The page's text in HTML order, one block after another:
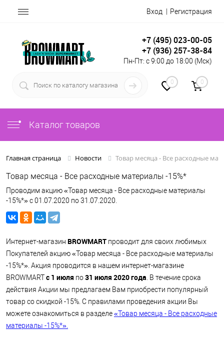
Вход Регистрация
+7 (495) 023-00-05
+7 (936) 257-38-84
Пн-Пт: с 9:00 до 18:00 (Мск)
0 0
Каталог товаров
Главная страница Новости Товар месяца - Все расходные
Товар месяца - Все расходные материалы -15%*
Проводим акцию «Товар месяца - Все расходные материалы
-15%*» с 01.07.2020 по 31.07.2020.
Интернет-магазин BROWMART проводит для своих любимых
Покупателей акцию «Товар месяца - Все расходные материалы
-15%*». Акция проводится в нашем интернет-магазине
BROWMARTс 1 июля по31 июля 2020 года . В течение срока
действия Акции мы предлагаем Вам приобрести популярный
товар со скидкой -15%. С правилами проведения акции Вы
можете ознакомиться в разделе«Товар месяца - Все расходные
материалы -15%*».